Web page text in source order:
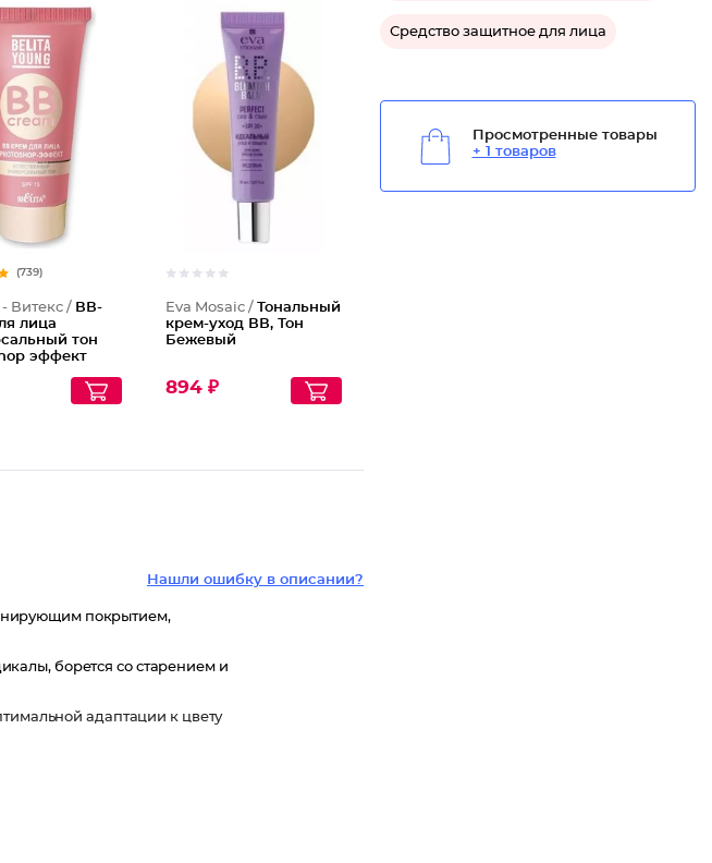
(739)
Витекс / ВВ-
лица
тон
эффект
Eva Mosaic /Тональный
крем-уход ВВ, Тон
Бежевый
894 ₽
Нашли ошибку в описании?
покрытием,
борется со старением и
адаптации к цвету
Средство защитное для лица
Просмотренные товары
+ 1 товаров